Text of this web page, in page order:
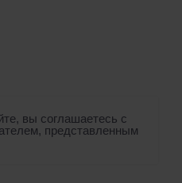
вы соглашаетесь с
представленным